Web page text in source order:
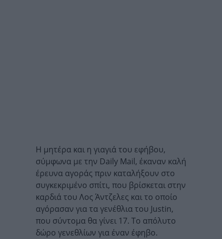
Η μητέρα και η γιαγιά του εφήβου,
σύμφωνα με την Daily Mail, έκαναν καλή
έρευνα αγοράς πριν καταλήξουν στο
συγκεκριμένο σπίτι, που βρίσκεται στην
καρδιά του Λος Άντζελες και το οποίο
αγόρασαν για τα γενέθλια του Justin,
που σύντομα θα γίνει 17. Το απόλυτο
δώρο γενεθλίων για έναν έφηβο.